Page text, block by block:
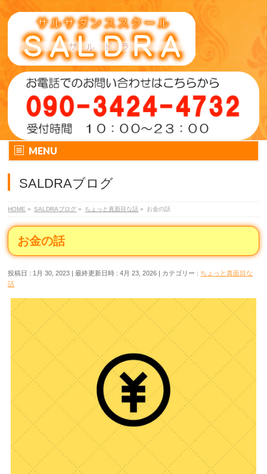
MENU
SALDRAブログ
HOME » SALDRAブログ » ちょっと真面目な話 » お金の話
お金の話
投稿日 : 1月 30, 2023 最終更新日時 : 4月 23, 2026 カテゴリー : ちょっと真面目な
話